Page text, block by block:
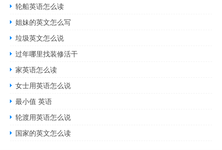
轮船英语怎么读
姐妹的英文怎么写
垃圾英文怎么说
过年哪里找装修活干
家英语怎么读
女士用英语怎么说
最小值 英语
轮渡用英语怎么说
国家的英文怎么读